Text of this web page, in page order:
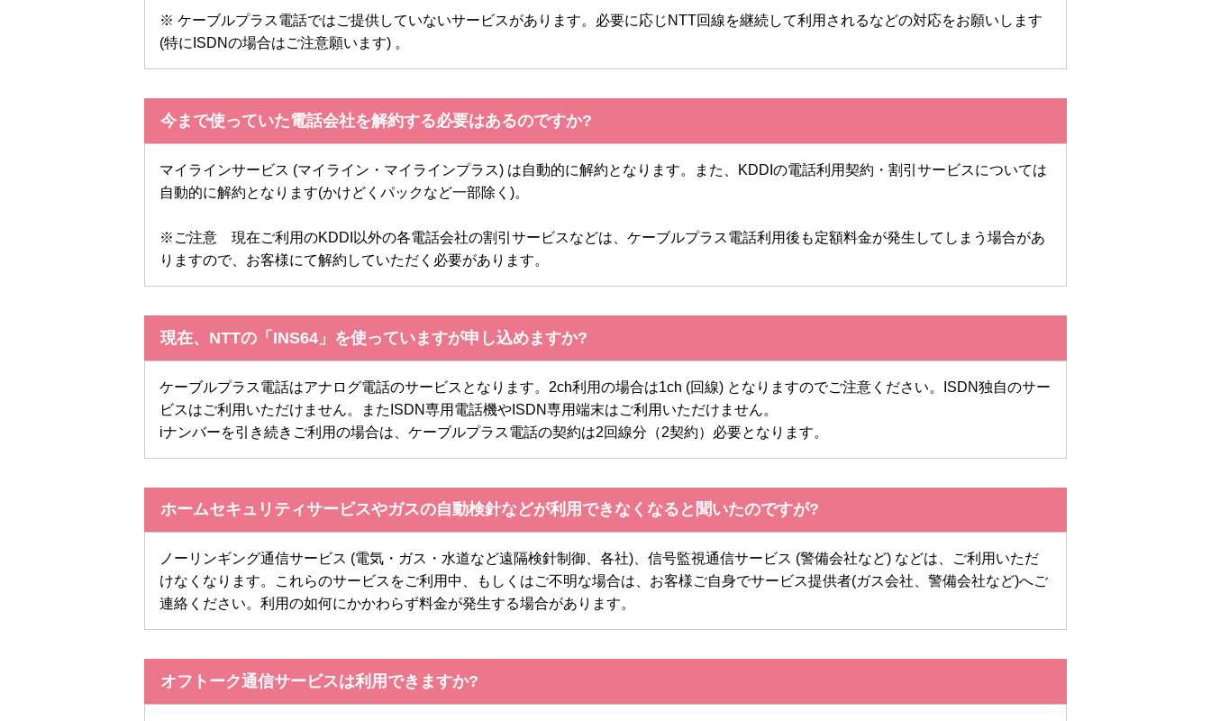
※ ケーブルプラス電話ではご提供していないサービスがあります。必要に応じNTT回線を継続して利用されるなどの対応をお願いします
(特にISDNの場合はご注意願います) 。
今まで使っていた電話会社を解約する必要はあるのですか?
マイラインサービス (マイライン・マイラインプラス) は自動的に解約となります。また、KDDIの電話利用契約・割引サービスについては
自動的に解約となります(かけどくパックなど一部除く)。
※ご注意 現在ご利用のKDDI以外の各電話会社の割引サービスなどは、ケーブルプラス電話利用後も定額料金が発生してしまう場合があ
りますので、お客様にて解約していただく必要があります。
現在、NTTの「INS64」を使っていますが申し込めますか?
ケーブルプラス電話はアナログ電話のサービスとなります。2ch利用の場合は1ch (回線) となりますのでご注意ください。ISDN独自のサー
ビスはご利用いただけません。またISDN専用電話機やISDN専用端末はご利用いただけません。
iナンバーを引き続きご利用の場合は、ケーブルプラス電話の契約は2回線分（2契約）必要となります。
ホームセキュリティサービスやガスの自動検針などが利用できなくなると聞いたのですが?
ノーリンギング通信サービス (電気・ガス・水道など遠隔検針制御、各社)、信号監視通信サービス (警備会社など) などは、ご利用いただ
けなくなります。これらのサービスをご利用中、もしくはご不明な場合は、お客様ご自身でサービス提供者(ガス会社、警備会社など)へご
連絡ください。利用の如何にかかわらず料金が発生する場合があります。
オフトーク通信サービスは利用できますか?